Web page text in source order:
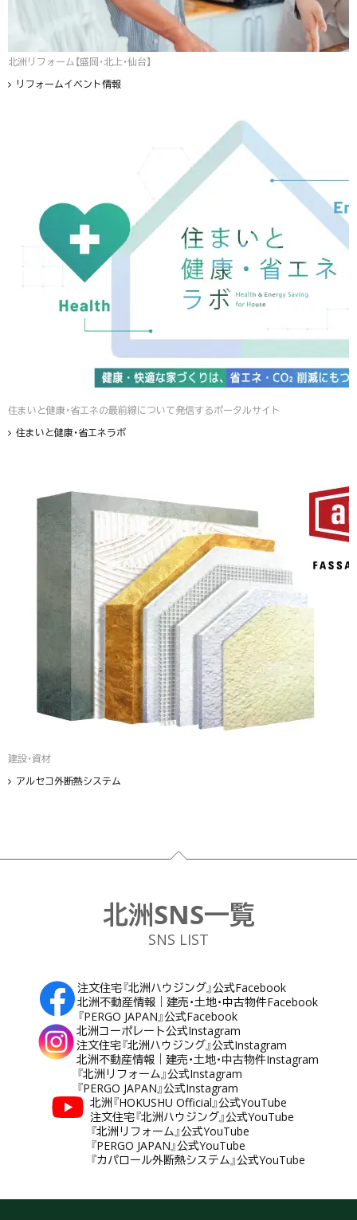
北洲リフォーム【盛岡・北上・仙台】
リフォームイベント情報
住まいと健康・省エネの最前線について発信するポータルサイト
住まいと健康・省エネラボ
建設・資材
アルセコ外断熱システム
フッター
北洲SNS一覧
SNS LIST
注文住宅『北洲ハウジング』公式Facebook
北洲不動産情報｜建売・土地・中古物件Facebook
『PERGO JAPAN』公式Facebook
北洲コーポレート公式Instagram
注文住宅『北洲ハウジング』公式Instagram
北洲不動産情報｜建売・土地・中古物件Instagram
『北洲リフォーム』公式Instagram
『PERGO JAPAN』公式Instagram
北洲『HOKUSHU Official』公式YouTube
注文住宅『北洲ハウジング』公式YouTube
『北洲リフォーム』公式YouTube
『PERGO JAPAN』公式YouTube
『カパロール外断熱システム』公式YouTube